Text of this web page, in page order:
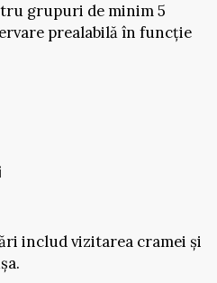
grupuri de minim 5
prealabilă în funcție
includ vizitarea cramei și